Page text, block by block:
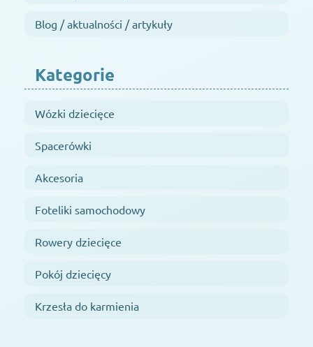
Blog / aktualności / artykuły
Kategorie
Wózki dziecięce
Spacerówki
Akcesoria
Foteliki samochodowy
Rowery dziecięce
Pokój dziecięcy
Krzesła do karmienia